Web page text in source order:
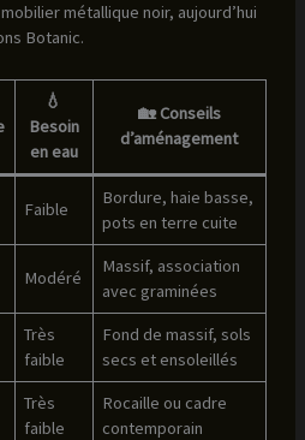
métallique noir, aujourd’hui
Botanic.
💧
Besoin
en eau
🏡 Conseils
d’aménagement
Faible
Bordure, haie basse,
pots en terre cuite
Modéré
Massif, association
avec graminées
Très
faible
Fond de massif, sols
secs et ensoleillés
Très
faible
Rocaille ou cadre
contemporain